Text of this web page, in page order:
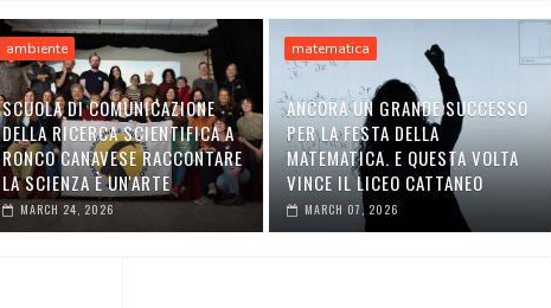
ambiente
SCUOLA DI COMUNICAZIONE
DELLA RICERCA SCIENTIFICA A
RONCO CANAVESE RACCONTARE
LA SCIENZA È UN'ARTE
MARCH 24, 2026
matematica
ANCORA UN GRANDE SUCCESSO
PER LA FESTA DELLA
MATEMATICA. E QUESTA VOLTA
VINCE IL LICEO CATTANEO
MARCH 07, 2026